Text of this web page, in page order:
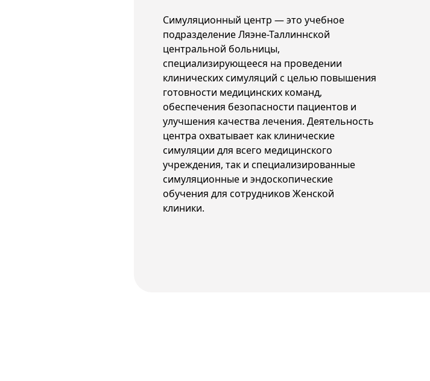
Симуляционный центр — это учебное
подразделение Ляэне-Таллиннской
центральной больницы,
специализирующееся на проведении
клинических симуляций с целью повышения
готовности медицинских команд,
обеспечения безопасности пациентов и
улучшения качества лечения. Деятельность
центра охватывает как клинические
симуляции для всего медицинского
учреждения, так и специализированные
симуляционные и эндоскопические
обучения для сотрудников Женской
клиники.